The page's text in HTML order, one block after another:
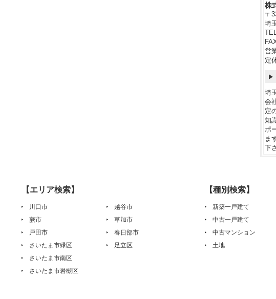
株
〒
埼
営
定
埼
会
定
知
ポ
ま
下
【エリア検索】
川口市
蕨市
戸田市
さいたま市緑区
さいたま市南区
さいたま市岩槻区
越谷市
草加市
春日部市
足立区
【種別検索】
新築一戸建て
中古一戸建て
中古マンション
土地